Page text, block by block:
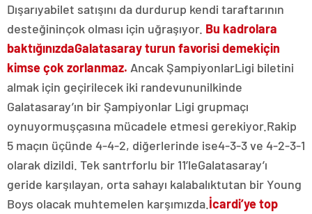
Dışarıyabilet satışını da durdurup kendi taraftarının
desteğininçok olması için uğraşıyor. Bu kadrolara
baktığınızdaGalatasaray turun favorisi demekiçin
kimse çok zorlanmaz. Ancak ŞampiyonlarLigi biletini
almak için geçirilecek iki randevununilkinde
Galatasaray’ın bir Şampiyonlar Ligi grupmaçı
oynuyormuşçasına mücadele etmesi gerekiyor. Rakip
5 maçın üçünde 4-4-2, diğerlerinde ise4-3-3 ve 4-2-3-1
olarak dizildi. Tek santrforlu bir 11’leGalatasaray’ı
geride karşılayan, orta sahayı kalabalıktutan bir Young
Boys olacak muhtemelen karşımızda. İcardi’ye top